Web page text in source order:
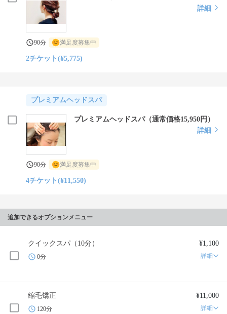
詳細
90分 満足度募集中
2チケット(¥5,775)
プレミアムヘッドスパ
プレミアムヘッドスパ（通常価格15,950円）
詳細
90分 満足度募集中
4チケット(¥11,550)
追加できるオプションメニュー
クイックスパ（10分） ¥1,100
0分 詳細
縮毛矯正 ¥11,000
120分 詳細